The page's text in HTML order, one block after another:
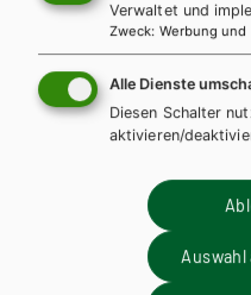
Contactus cum
Grammatik kompakt
Verwaltet und
Zweck: Werbung und
Alle Dienste
Diesen Schalter
aktivieren/